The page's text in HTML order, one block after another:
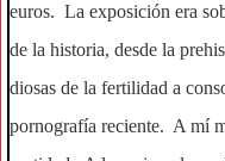
euros. La exposición era
de la historia, desde la
diosas de la fertilidad a
pornografía reciente. A mí